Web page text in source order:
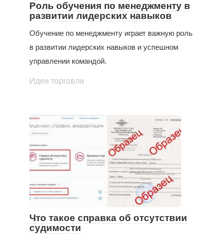
Роль обучения по менеджменту в
развитии лидерских навыков
Обучение по менеджменту играет важную роль
в развитии лидерских навыков и успешном
управлении командой.
Идеи торговли
Что такое справка об отсутствии
судимости